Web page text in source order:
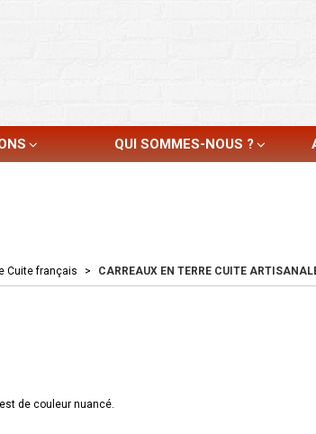
QUI SOMMES-NOUS ?
Cuite français > CARREAUX EN TERRE CUITE
de couleur nuancé.